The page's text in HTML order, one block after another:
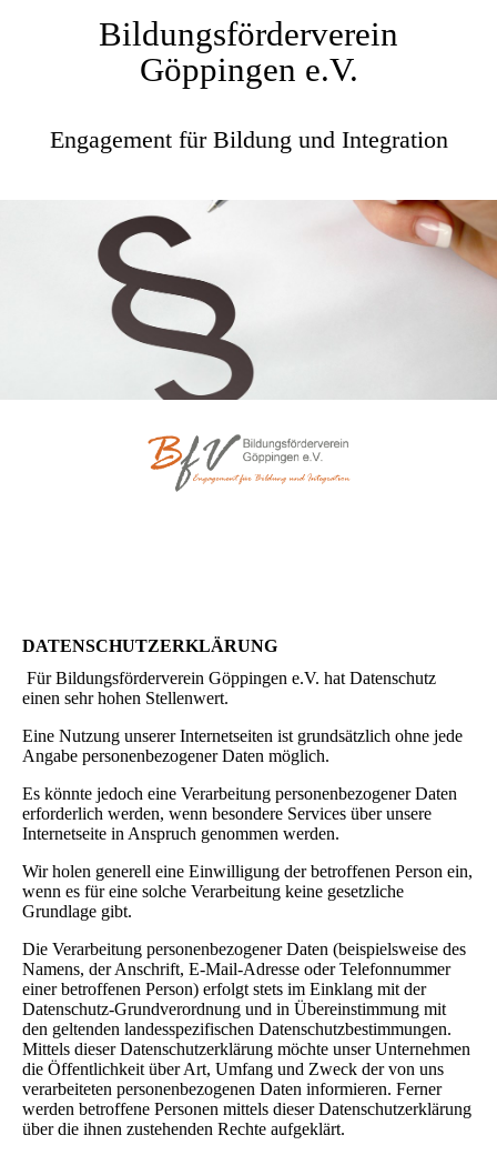
Bildungsförderverein
Göppingen e.V.
Engagement für Bildung und Integration
DATENSCHUTZERKLÄRUNG
Für Bildungsförderverein Göppingen e.V. hat Datenschutz
einen sehr hohen Stellenwert.
Eine Nutzung unserer Internetseiten ist grundsätzlich ohne jede
Angabe personenbezogener Daten möglich.
Es könnte jedoch eine Verarbeitung personenbezogener Daten
erforderlich werden, wenn besondere Services über unsere
Internetseite in Anspruch genommen werden.
Wir holen generell eine Einwilligung der betroffenen Person ein,
wenn es für eine solche Verarbeitung keine gesetzliche
Grundlage gibt.
Die Verarbeitung personenbezogener Daten (beispielsweise des
Namens, der Anschrift, E-Mail-Adresse oder Telefonnummer
einer betroffenen Person) erfolgt stets im Einklang mit der
Datenschutz-Grundverordnung und in Übereinstimmung mit
den geltenden landesspezifischen Datenschutzbestimmungen.
Mittels dieser Datenschutzerklärung möchte unser Unternehmen
die Öffentlichkeit über Art, Umfang und Zweck der von uns
verarbeiteten personenbezogenen Daten informieren. Ferner
werden betroffene Personen mittels dieser Datenschutzerklärung
über die ihnen zustehenden Rechte aufgeklärt.